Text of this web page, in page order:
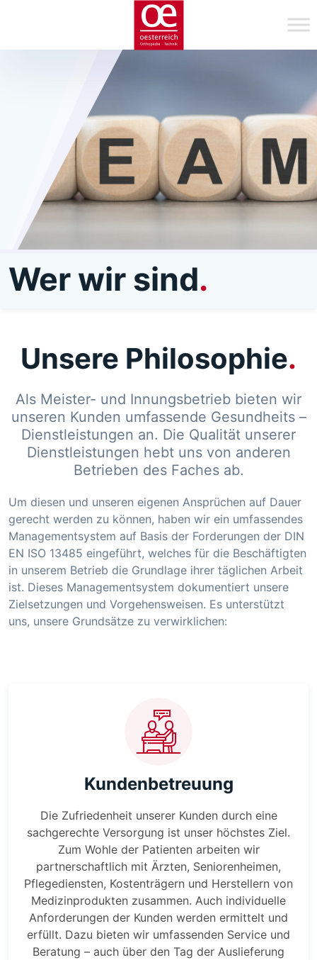
Wer wir sind
Unsere Philosophie
Als Meister- und Innungsbetrieb bieten wir
unseren Kunden umfassende Gesundheits –
Dienstleistungen an. Die Qualität unserer
Dienstleistungen hebt uns von anderen
Betrieben des Faches ab.
Um diesen und unseren eigenen Ansprüchen auf Dauer
gerecht werden zu können, haben wir ein umfassendes
Managementsystem auf Basis der Forderungen der DIN
EN ISO 13485 eingeführt, welches für die Beschäftigten
in unserem Betrieb die Grundlage ihrer täglichen Arbeit
ist. Dieses Managementsystem dokumentiert unsere
Zielsetzungen und Vorgehensweisen. Es unterstützt
uns, unsere Grundsätze zu verwirklichen:
Kundenbetreuung
Die Zufriedenheit unserer Kunden durch eine
sachgerechte Versorgung ist unser höchstes Ziel.
Zum Wohle der Patienten arbeiten wir
partnerschaftlich mit Ärzten, Seniorenheimen,
Pflegediensten, Kostenträgern und Herstellern von
Medizinprodukten zusammen. Auch individuelle
Anforderungen der Kunden werden ermittelt und
erfüllt. Dazu bieten wir umfassenden Service und
Beratung – auch über den Tag der Auslieferung